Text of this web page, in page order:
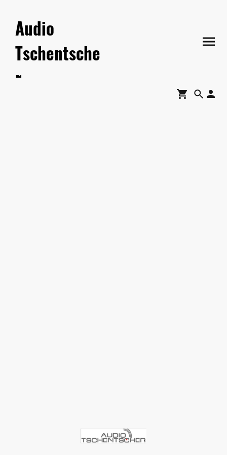
Audio
Tschentsche
r